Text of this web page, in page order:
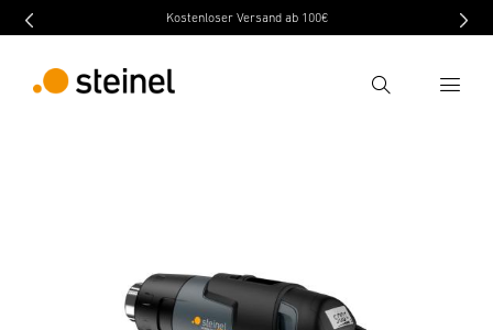
Kostenloser Versand ab 100€
Recherche